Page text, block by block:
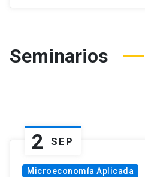
Seminarios
2 SEP
Microeconomía Aplicada